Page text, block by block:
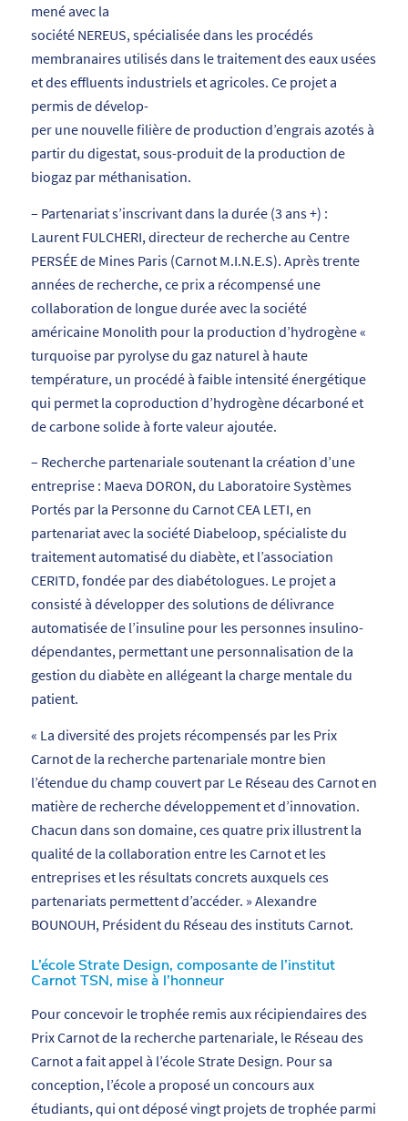
mené avec la
société NEREUS, spécialisée dans les procédés
membranaires utilisés dans le traitement des eaux usées
et des effluents industriels et agricoles. Ce projet a
permis de dévelop-
per une nouvelle filière de production d’engrais azotés à
partir du digestat, sous-produit de la production de
biogaz par méthanisation.
– Partenariat s’inscrivant dans la durée (3 ans +) :
Laurent FULCHERI, directeur de recherche au Centre
PERSÉE de Mines Paris (Carnot M.I.N.E.S). Après trente
années de recherche, ce prix a récompensé une
collaboration de longue durée avec la société
américaine Monolith pour la production d’hydrogène «
turquoise par pyrolyse du gaz naturel à haute
température, un procédé à faible intensité énergétique
qui permet la coproduction d’hydrogène décarboné et
de carbone solide à forte valeur ajoutée.
– Recherche partenariale soutenant la création d’une
entreprise : Maeva DORON, du Laboratoire Systèmes
Portés par la Personne du Carnot CEA LETI, en
partenariat avec la société Diabeloop, spécialiste du
traitement automatisé du diabète, et l’association
CERITD, fondée par des diabétologues. Le projet a
consisté à développer des solutions de délivrance
automatisée de l’insuline pour les personnes insulino-
dépendantes, permettant une personnalisation de la
gestion du diabète en allégeant la charge mentale du
patient.
« La diversité des projets récompensés par les Prix
Carnot de la recherche partenariale montre bien
l’étendue du champ couvert par Le Réseau des Carnot en
matière de recherche développement et d’innovation.
Chacun dans son domaine, ces quatre prix illustrent la
qualité de la collaboration entre les Carnot et les
entreprises et les résultats concrets auxquels ces
partenariats permettent d’accéder. » Alexandre
BOUNOUH, Président du Réseau des instituts Carnot.
L’école Strate Design, composante de l’institut
Carnot TSN, mise à l’honneur
Pour concevoir le trophée remis aux récipiendaires des
Prix Carnot de la recherche partenariale, le Réseau des
Carnot a fait appel à l’école Strate Design. Pour sa
conception, l’école a proposé un concours aux
étudiants, qui ont déposé vingt projets de trophée parmi